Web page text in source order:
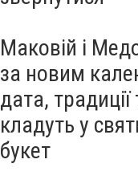
Маковій і
за новим
дата,
кладуть у
букет